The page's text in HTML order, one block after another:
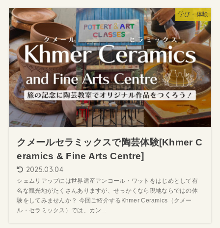
学び・体験
クメールセラミックスで陶芸体験[Khmer C
eramics & Fine Arts Centre]
2025.03.04
シェムリアップには世界遺産アンコール・ワットをはじめとして有
名な観光地がたくさんありますが、せっかくなら現地ならではの体
験をしてみませんか？ 今回ご紹介するKhmer Ceramics（クメー
ル・セラミックス）では、カン...